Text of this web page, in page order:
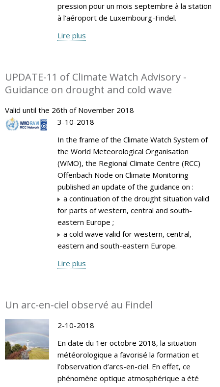
pression pour un mois septembre à la station
à l’aéroport de Luxembourg-Findel.
Lire plus
UPDATE-11 of Climate Watch Advisory -
Guidance on drought and cold wave
Valid until the 26th of November 2018
3-10-2018
In the frame of the Climate Watch System of
the World Meteorological Organisation
(WMO), the Regional Climate Centre (RCC)
Offenbach Node on Climate Monitoring
published an update of the guidance on :
a continuation of the drought situation valid
for parts of western, central and south-
eastern Europe ;
a cold wave valid for western, central,
eastern and south-eastern Europe.
Lire plus
Un arc-en-ciel observé au Findel
2-10-2018
En date du 1er octobre 2018, la situation
météorologique a favorisé la formation et
l’observation d’arcs-en-ciel. En effet, ce
phénomène optique atmosphérique a été